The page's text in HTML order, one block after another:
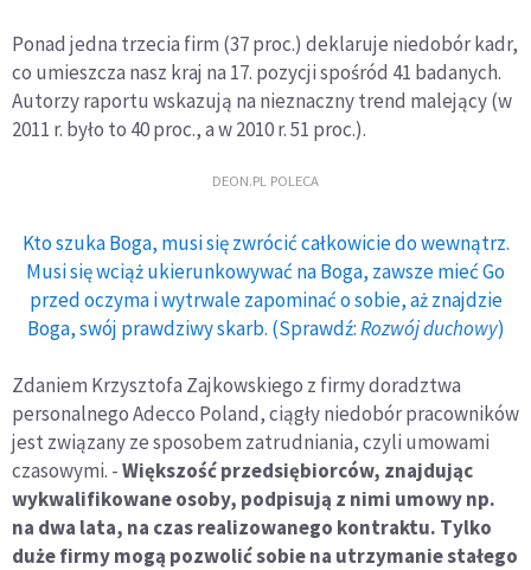
Ponad jedna trzecia firm (37 proc.) deklaruje niedobór kadr,
co umieszcza nasz kraj na 17. pozycji spośród 41 badanych.
Autorzy raportu wskazują na nieznaczny trend malejący (w
2011 r. było to 40 proc., a w 2010 r. 51 proc.).
DEON.PL POLECA
Kto szuka Boga, musi się zwrócić całkowicie do wewnątrz.
Musi się wciąż ukierunkowywać na Boga, zawsze mieć Go
przed oczyma i wytrwale zapominać o sobie, aż znajdzie
Boga, swój prawdziwy skarb. (Sprawdź:Rozwój duchowy)
Zdaniem Krzysztofa Zajkowskiego z firmy doradztwa
personalnego Adecco Poland, ciągły niedobór pracowników
jest związany ze sposobem zatrudniania, czyli umowami
czasowymi. -Większość przedsiębiorców, znajdując
wykwalifikowane osoby, podpisują z nimi umowy np.
na dwa lata, na czas realizowanego kontraktu. Tylko
duże firmy mogą pozwolić sobie na utrzymanie stałego